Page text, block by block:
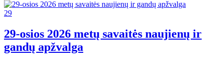
29
29-osios 2026 metų savaitės naujienų ir
gandų apžvalga